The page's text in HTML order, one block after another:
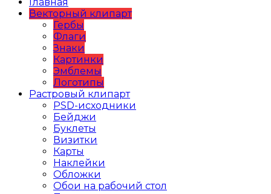
Векторный клипарт
Гербы
Флаги
Знаки
Картинки
Эмблемы
Логотипы
Растровый клипарт
PSD-исходники
Бейджи
Буклеты
Визитки
Карты
Наклейки
Обложки
Обои на рабочий стол